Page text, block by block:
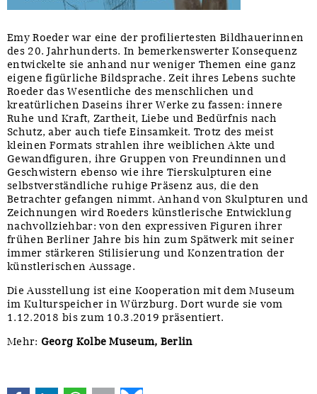
Emy Roeder war eine der profiliertesten Bildhauerinnen
des 20. Jahrhunderts. In bemerkenswerter Konsequenz
entwickelte sie anhand nur weniger Themen eine ganz
eigene figürliche Bildsprache. Zeit ihres Lebens suchte
Roeder das Wesentliche des menschlichen und
kreatürlichen Daseins ihrer Werke zu fassen: innere
Ruhe und Kraft, Zartheit, Liebe und Bedürfnis nach
Schutz, aber auch tiefe Einsamkeit. Trotz des meist
kleinen Formats strahlen ihre weiblichen Akte und
Gewandfiguren, ihre Gruppen von Freundinnen und
Geschwistern ebenso wie ihre Tierskulpturen eine
selbstverständliche ruhige Präsenz aus, die den
Betrachter gefangen nimmt. Anhand von Skulpturen und
Zeichnungen wird Roeders künstlerische Entwicklung
nachvollziehbar: von den expressiven Figuren ihrer
frühen Berliner Jahre bis hin zum Spätwerk mit seiner
immer stärkeren Stilisierung und Konzentration der
künstlerischen Aussage.
Die Ausstellung ist eine Kooperation mit dem Museum
im Kulturspeicher in Würzburg. Dort wurde sie vom
1.12.2018 bis zum 10.3.2019 präsentiert.
Mehr: Georg Kolbe Museum, Berlin